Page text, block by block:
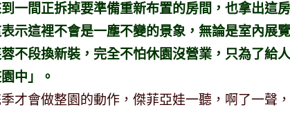
一間正拆掉要準備重新布置的房間，也拿出這
示這裡不會是一塵不變的景象，無論是室內展
不段換新裝，完全不怕休園沒營業，只為了給
中」。
才會做整園的動作，傑菲亞娃一聽，啊了一聲